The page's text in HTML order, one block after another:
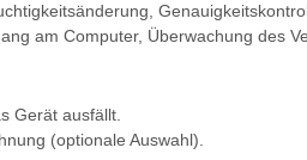
am Computer, Überwachung des
Gerät ausfällt.
(optionale Auswahl).